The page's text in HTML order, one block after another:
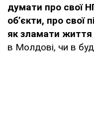
думати про свої
об’єкти, про свої
як зламати життя
в Молдові, чи в